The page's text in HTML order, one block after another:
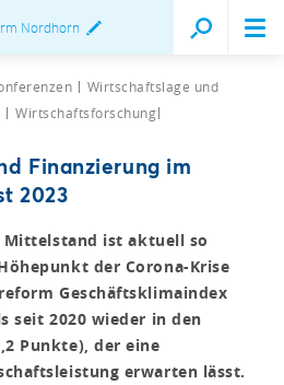
Nordhorn
Wirtschaftslage und
Wirtschaftsforschung
Finanzierung im
2023
Mittelstand ist aktuell so
der Corona-Krise
Geschäftsklimaindex
seit 2020 wieder in den
Punkte), der eine
erwarten lässt.